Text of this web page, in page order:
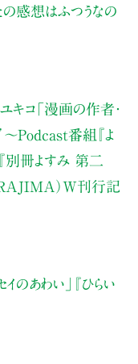
の感想はふつうなの
キコ「漫画の作者・
〜Podcast番組『よ
『別冊よすみ 第二
）W刊行記
イのあわい」
『ひらい